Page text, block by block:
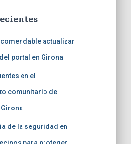
actualizar
portal en Girona
en el
comunitario de
de la seguridad en